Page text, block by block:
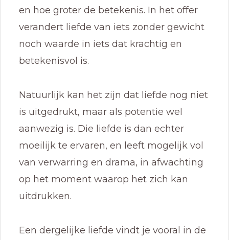
en hoe groter de betekenis. In het offer
verandert liefde van iets zonder gewicht
noch waarde in iets dat krachtig en
betekenisvol is.
Natuurlijk kan het zijn dat liefde nog niet
is uitgedrukt, maar als potentie wel
aanwezig is. Die liefde is dan echter
moeilijk te ervaren, en leeft mogelijk vol
van verwarring en drama, in afwachting
op het moment waarop het zich kan
uitdrukken.
Een dergelijke liefde vindt je vooral in de